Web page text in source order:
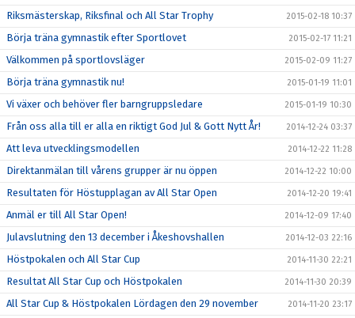
Riksmästerskap, Riksfinal och All Star Trophy 2015-02-18 10:37
Börja träna gymnastik efter Sportlovet 2015-02-17 11:21
Välkommen på sportlovsläger 2015-02-09 11:27
Börja träna gymnastik nu! 2015-01-19 11:01
Vi växer och behöver fler barngruppsledare 2015-01-19 10:30
Från oss alla till er alla en riktigt God Jul & Gott Nytt År! 2014-12-24 03:37
Att leva utvecklingsmodellen 2014-12-22 11:28
Direktanmälan till vårens grupper är nu öppen 2014-12-22 10:00
Resultaten för Höstupplagan av All Star Open 2014-12-20 19:41
Anmäl er till All Star Open! 2014-12-09 17:40
Julavslutning den 13 december i Åkeshovshallen 2014-12-03 22:16
Höstpokalen och All Star Cup 2014-11-30 22:21
Resultat All Star Cup och Höstpokalen 2014-11-30 20:39
All Star Cup & Höstpokalen Lördagen den 29 november 2014-11-20 23:17